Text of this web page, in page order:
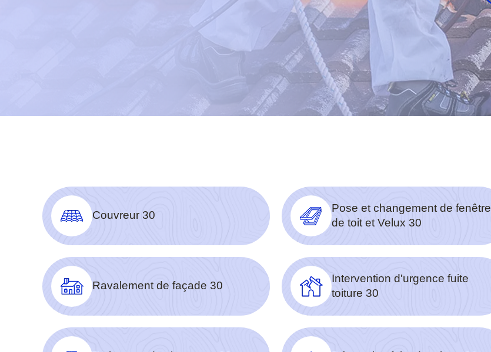
Couvreur 30
Pose et changement de fenêtre
de toit et Velux 30
Ravalement de façade 30
Intervention d'urgence fuite
toiture 30